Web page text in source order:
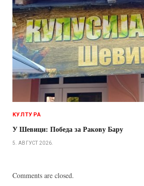
КУЛТУРА
У Шевици: Победа за Ракову Бару
5. АВГУСТ 2026.
Comments are closed.